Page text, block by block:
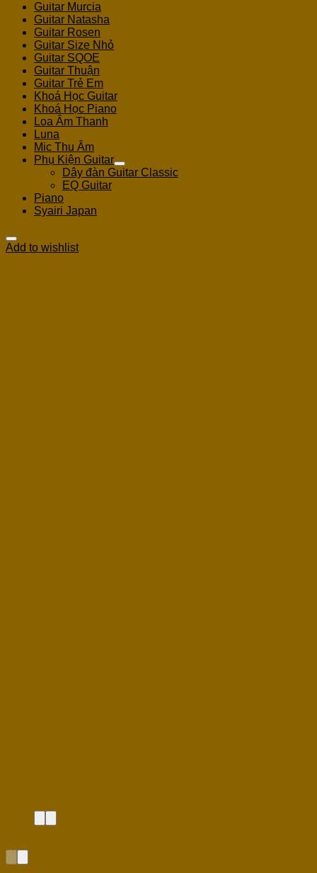
Guitar Murcia
Guitar Natasha
Guitar Rosen
Guitar Size Nhỏ
Guitar SQOE
Guitar Thuận
Guitar Trẻ Em
Khoá Học Guitar
Khoá Học Piano
Loa Âm Thanh
Luna
Mic Thu Âm
Phụ Kiện Guitar
Dây đàn Guitar Classic
EQ Guitar
Piano
Syairi Japan
Add to wishlist